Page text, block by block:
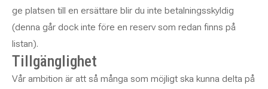
ge platsen till en ersättare blir du inte betalningsskyldig
(denna går dock inte före en reserv som redan finns på
listan).
Tillgänglighet
Vår ambition är att så många som möjligt ska kunna delta på